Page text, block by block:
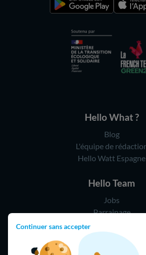
Continuer sans accepter
Hello What ?
Blog
L'équipe de
Hello Watt Espagne
Hello Team
Jobs
Parrainage
Rejoindre notre réseau